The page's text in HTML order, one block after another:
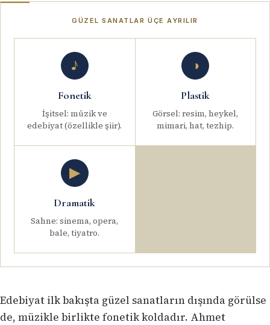
GÜZEL SANATLAR ÜÇE AYRILIR
♪
Fonetik
İşitsel: müzik ve
edebiyat (özellikle şiir).
◑
Plastik
Görsel: resim, heykel,
mimari, hat, tezhip.
▶
Dramatik
Sahne: sinema, opera,
bale, tiyatro.
Edebiyat ilk bakışta güzel sanatların dışında görülse
de, müzikle birlikte fonetik koldadır. Ahmet